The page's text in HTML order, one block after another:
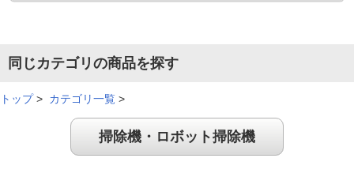
同じカテゴリの商品を探す
トップ> カテゴリ一覧 >
掃除機・ロボット掃除機